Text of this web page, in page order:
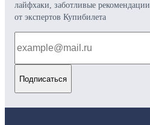
лайфхаки, заботливые рекомендации
от экспертов Купибилета
Подписаться